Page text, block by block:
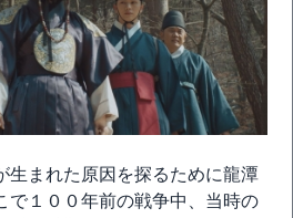
生まれた原因を探るために龍潭
で１００年前の戦争中、当時の